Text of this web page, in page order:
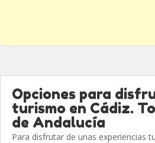
Opciones para
turismo en Cádiz.
de Andalucía
Para disfrutar de unas experiencias